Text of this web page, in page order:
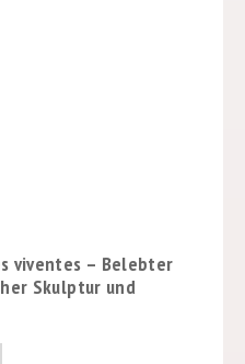
viventes – Belebter
Skulptur und